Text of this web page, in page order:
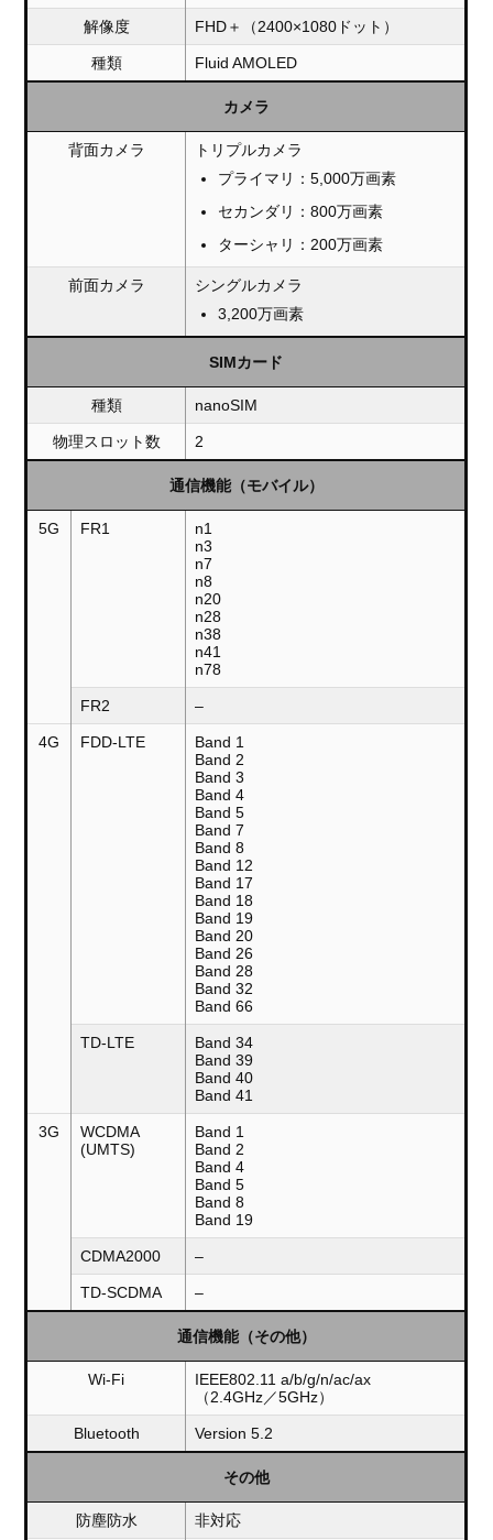
解像度 FHD＋（2400×1080ドット）
種類 Fluid AMOLED
カメラ
背面カメラ
トリプルカメラ
プライマリ：5,000万画素
セカンダリ：800万画素
ターシャリ：200万画素
前面カメラ
シングルカメラ
3,200万画素
SIMカード
種類 nanoSIM
物理スロット数 2
通信機能（モバイル）
5G FR1
n1
n3
n7
n8
n20
n28
n38
n41
n78
FR2 –
4G FDD-LTE
Band 1
Band 2
Band 3
Band 4
Band 5
Band 7
Band 8
Band 12
Band 17
Band 18
Band 19
Band 20
Band 26
Band 28
Band 32
Band 66
TD-LTE
Band 34
Band 39
Band 40
Band 41
3G
WCDMA
(UMTS)
Band 1
Band 2
Band 4
Band 5
Band 8
Band 19
CDMA2000 –
TD-SCDMA –
通信機能（その他）
Wi-Fi
IEEE802.11 a/b/g/n/ac/ax
（2.4GHz／5GHz）
Bluetooth Version 5.2
その他
防塵防水 非対応